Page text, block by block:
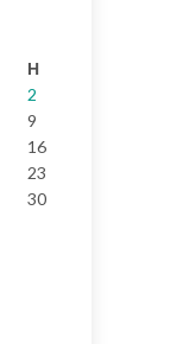
Н
2
9
16
23
30